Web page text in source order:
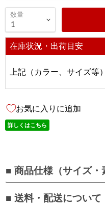
数量
在庫状況・出荷目安
上記（カラー、サイズ等
お気に入りに追加
詳しくはこちら
■ 商品仕様（サイズ・
■ 送料・配送について